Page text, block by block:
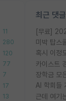
11
280
120
77
7
17
13
최근 댓
미박 탑스
혹시 이정
카이스트
장학금 모
AI 학회들
근데 여기